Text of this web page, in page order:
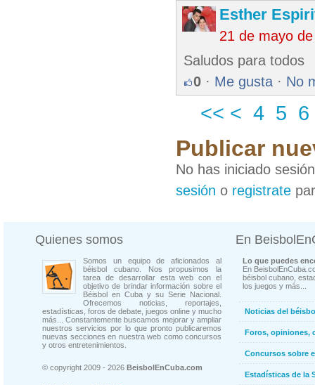
Esther
21 de mayo
Saludos para todos
0 · Me gusta · No
<< < 4 5 6
Publicar
No has iniciado
sesión o registrate
Quienes somos
Somos un equipo de aficionados al
béisbol cubano. Nos propusimos la
tarea de desarrollar esta web con el
objetivo de brindar información sobre el
Béisbol en Cuba y su Serie Nacional.
Ofrecemos noticias, reportajes,
estadísticas, foros de debate, juegos online y mucho
más... Constantemente buscamos mejorar y ampliar
nuestros servicios por lo que pronto publicaremos
nuevas secciones en nuestra web como concursos
y otros entretenimientos.
© copyright 2009 - 2026 BeisbolEnCuba.com
En
Lo que puedes
En
béisbol cubano,
los juegos y más...
Noticias del
Foros, opiniones,
Concursos sobre
Estadísticas de la